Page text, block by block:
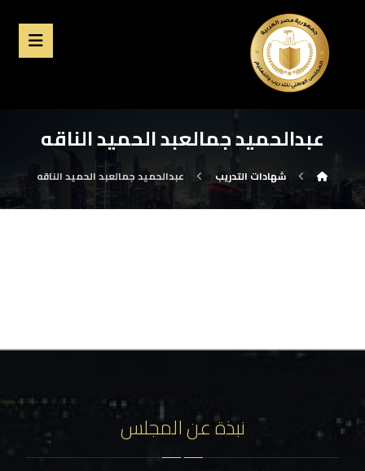
عبدالحميد جمالعبد الحميد الناقه
شهادات التدريب عبدالحميد جمالعبد الحميد الناقه
نبذة عن المجلس